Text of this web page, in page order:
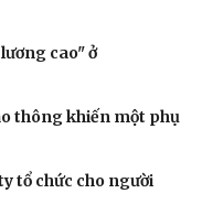
cao" ở
thông khiến một phụ
tổ chức cho người